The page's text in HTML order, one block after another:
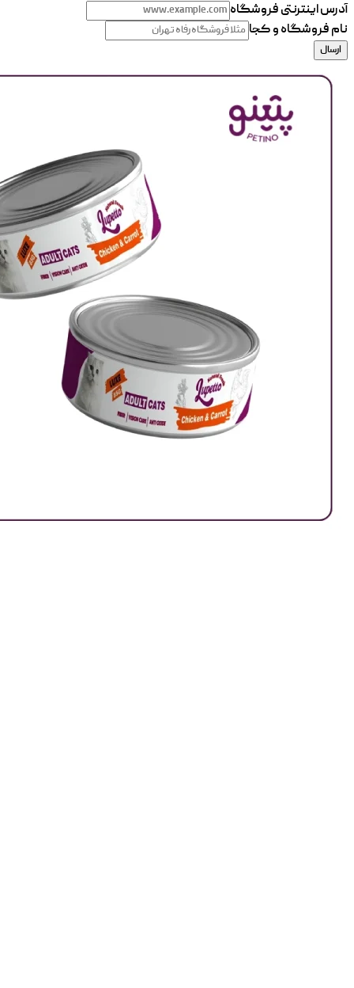
آدرس اینترنتی فروشگاه
نام فروشگاه و کجا